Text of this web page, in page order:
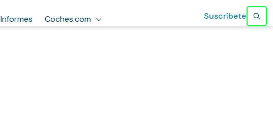
Informes Coches.com Suscríbete